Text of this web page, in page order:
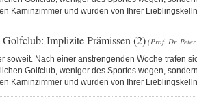
Kaminzimmer und wurden von Ihrer
Implizite Prämissen (2) (Prof. Dr.
soweit. Nach einer anstrengenden Woche trafen
Golfclub, weniger des Sportes wegen,
Kaminzimmer und wurden von Ihrer